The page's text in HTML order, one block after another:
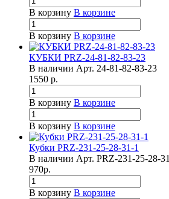
В корзину В корзине
В корзину В корзине
КУБКИ PRZ-24-81-82-83-23
В наличии Арт. 24-81-82-83-23
1550 р.
В корзину В корзине
В корзину В корзине
Кубки PRZ-231-25-28-31-1
В наличии Арт. PRZ-231-25-28-31
970р.
В корзину В корзине